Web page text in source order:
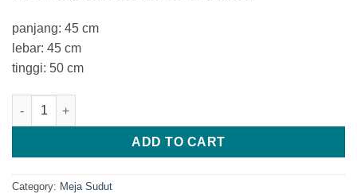
panjang: 45 cm
lebar: 45 cm
tinggi: 50 cm
Jual Meja Sudut Minimalis Kombinasi Laci quantity
ADD TO CART
Category: Meja Sudut